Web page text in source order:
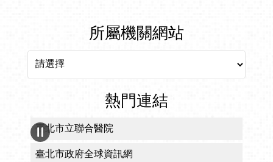
所屬機關網站
熱門連結
臺北市立聯合醫院
臺北市政府全球資訊網